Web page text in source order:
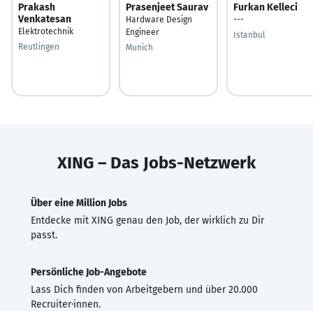
Prakash
Venkatesan
Elektrotechnik
Reutlingen
Prasenjeet Saurav
Hardware Design
Engineer
Munich
Furkan Kelleci
---
Istanbul
XING – Das Jobs-Netzwerk
Über eine Million Jobs
Entdecke mit XING genau den Job, der wirklich zu Dir
passt.
Persönliche Job-Angebote
Lass Dich finden von Arbeitgebern und über 20.000
Recruiter·innen.